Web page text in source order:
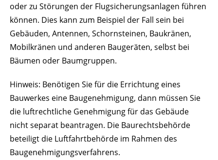
oder zu Störungen der Flugsicherungsanlagen führen
können. Dies kann zum Beispiel der Fall sein bei
Gebäuden, Antennen, Schornsteinen, Baukränen,
Mobilkränen und anderen Baugeräten, selbst bei
Bäumen oder Baumgruppen.
Hinweis: Benötigen Sie für die Errichtung eines
Bauwerkes eine Baugenehmigung, dann müssen Sie
die luftrechtliche Genehmigung für das Gebäude
nicht separat beantragen. Die Baurechtsbehörde
beteiligt die Luftfahrtbehörde im Rahmen des
Baugenehmigungsverfahrens.